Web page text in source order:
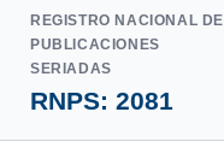
REGISTRO NACIONAL DE
PUBLICACIONES
SERIADAS
RNPS: 2081